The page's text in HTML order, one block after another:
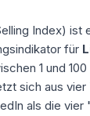
Index) ist
für
1 und
sich aus vier
als die vier